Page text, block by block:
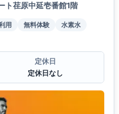
ト荏原中延壱番館1階
用 無料体験
水素水
定休日
定休日なし